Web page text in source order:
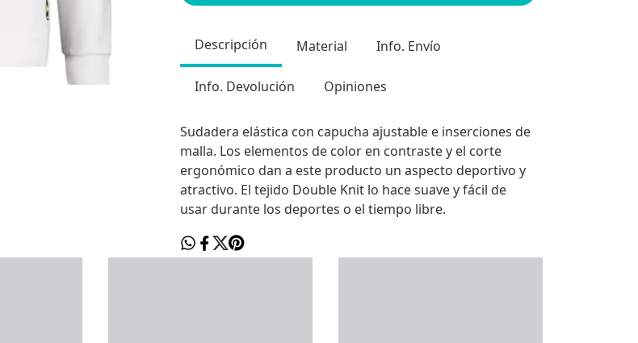
Descripción Material Info. Envío
Info. Devolución Opiniones
Sudadera elástica con capucha ajustable e inserciones de
malla. Los elementos de color en contraste y el corte
ergonómico dan a este producto un aspecto deportivo y
atractivo. El tejido Double Knit lo hace suave y fácil de
usar durante los deportes o el tiempo libre.